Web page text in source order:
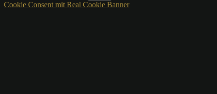
Cookie Consent mit Real Cookie Banner